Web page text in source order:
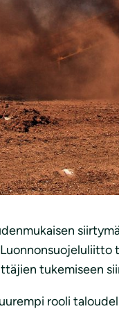
yrittäjistä,
turpeen
kaikkien
jo viisi
kyse ei
tukemiseen
rooli